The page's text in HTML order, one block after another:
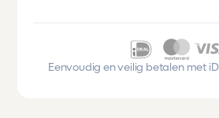
Eenvoudig en veilig betalen met